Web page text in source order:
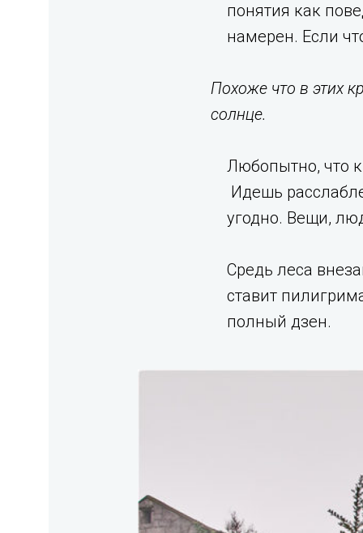
понятия как
намерен. Если
Похоже что в этих
солнце.
Любопытно, что
Идешь
угодно. Вещи,
Средь леса
ставит
полный дзен.